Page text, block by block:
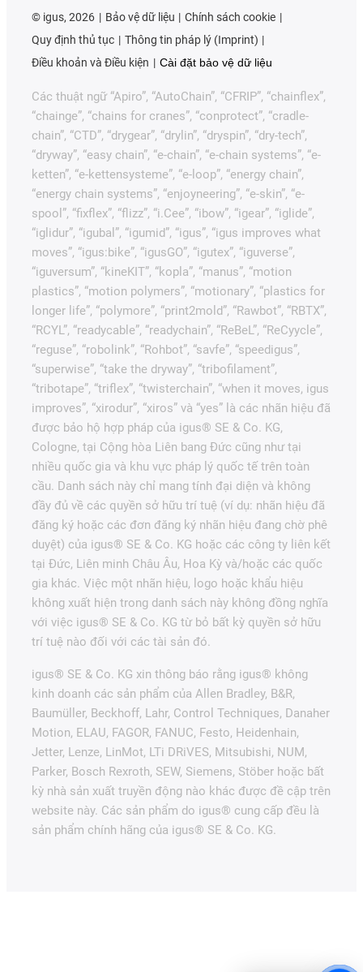
© igus, 2026 Bảo vệ dữ liệu
Chính sách cookie
Quy định thủ tục
Thông tin pháp lý (Imprint)
Điều khoản và Điều kiện
Cài đặt bảo vệ dữ liệu
Các thuật ngữ “Apiro”, “AutoChain”, “CFRIP”, “chainflex”,
“chainge”, “chains for cranes”, “conprotect”, “cradle-
chain”, “CTD”, “drygear”, “drylin”, “dryspin”, “dry-tech”,
“dryway”, “easy chain”, “e-chain”, “e-chain systems”, “e-
ketten”, “e-kettensysteme”, “e-loop”, “energy chain”,
“energy chain systems”, “enjoyneering”, “e-skin”, “e-
spool”, “fixflex”, “flizz”, “i.Cee”, “ibow”, “igear”, “iglide”,
“iglidur”, “igubal”, “igumid”, “igus”, “igus improves what
moves”, “igus:bike”, “igusGO”, “igutex”, “iguverse”,
“iguversum”, “kineKIT”, “kopla”, “manus”, “motion
plastics”, “motion polymers”, “motionary”, “plastics for
longer life”, “polymore”, “print2mold”, “Rawbot”, “RBTX”,
“RCYL”, “readycable”, “readychain”, “ReBeL”, “ReCyycle”,
“reguse”, “robolink”, “Rohbot”, “savfe”, “speedigus”,
“superwise”, “take the dryway”, “tribofilament”,
“tribotape”, “triflex”, “twisterchain”, “when it moves, igus
improves”, “xirodur”, “xiros” và “yes” là các nhãn hiệu đã
được bảo hộ hợp pháp của igus® SE & Co. KG,
Cologne, tại Cộng hòa Liên bang Đức cũng như tại
nhiều quốc gia và khu vực pháp lý quốc tế trên toàn
cầu. Danh sách này chỉ mang tính đại diện và không
đầy đủ về các quyền sở hữu trí tuệ (ví dụ: nhãn hiệu đã
đăng ký hoặc các đơn đăng ký nhãn hiệu đang chờ phê
duyệt) của igus® SE & Co. KG hoặc các công ty liên kết
tại Đức, Liên minh Châu Âu, Hoa Kỳ và/hoặc các quốc
gia khác. Việc một nhãn hiệu, logo hoặc khẩu hiệu
không xuất hiện trong danh sách này không đồng nghĩa
với việc igus® SE & Co. KG từ bỏ bất kỳ quyền sở hữu
trí tuệ nào đối với các tài sản đó.
igus® SE & Co. KG xin thông báo rằng igus® không
kinh doanh các sản phẩm của Allen Bradley, B&R,
Baumüller, Beckhoff, Lahr, Control Techniques, Danaher
Motion, ELAU, FAGOR, FANUC, Festo, Heidenhain,
Jetter, Lenze, LinMot, LTi DRiVES, Mitsubishi, NUM,
Parker, Bosch Rexroth, SEW, Siemens, Stöber hoặc bất
kỳ nhà sản xuất truyền động nào khác được đề cập trên
website này. Các sản phẩm do igus® cung cấp đều là
sản phẩm chính hãng của igus® SE & Co. KG.